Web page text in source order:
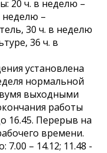
20 ч. в неделю –
неделю –
30 ч. в неделю
36 ч. в
установлена
нормальной
выходными
работы
16.45. Перерыв на
времени.
7.00 – 14.12; 11.48 -